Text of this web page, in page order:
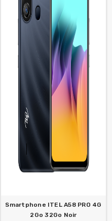
Smartphone ITEL A58 PRO 4G
2Go 32Go Noir